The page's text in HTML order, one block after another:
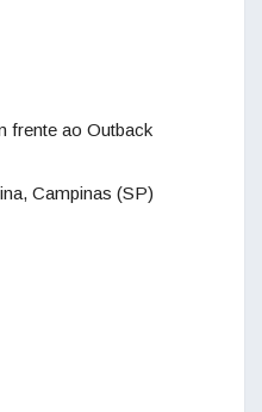
frente ao Outback
Campinas (SP)